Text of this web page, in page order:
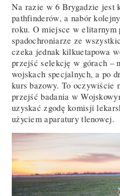
Na razie w 6 Brygadzie jest
pathfinderów, a nabór
roku. O miejsce w elitarnym
spadochroniarze ze
czeka jednak kilkuetapowa
przejść selekcję w górach –
wojskach specjalnych, a po
kurs bazowy. To oczywiście
przejść badania w
uzyskać zgodę komisji
użyciem aparatury tlenowej.